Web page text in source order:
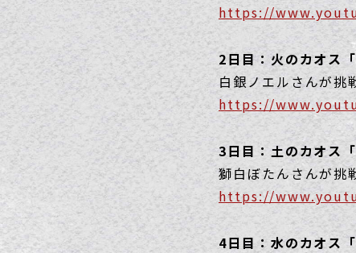
https://
2日目：火のカオス
白銀ノエルさんが
https://
3日目：土のカオス
獅白ぼたんさんが
https://
4日目：水のカオス